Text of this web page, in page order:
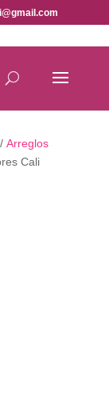
/ Arreglos
Cali